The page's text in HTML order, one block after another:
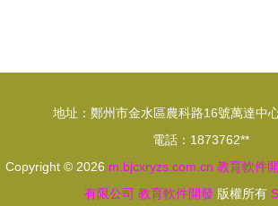
JavaScript
地址：鄭州市金水區農科路16號萬達中
電話：1873762**
Copyright © 2026 m.bjcxryzs.com.cn 教育軟件
有限公司 教育軟件開發 版權所有